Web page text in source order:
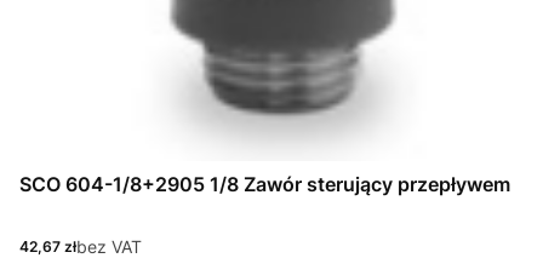
SCO 604-1/8+2905 1/8 Zawór sterujący przepływem
Cena
42,67 złbez VAT